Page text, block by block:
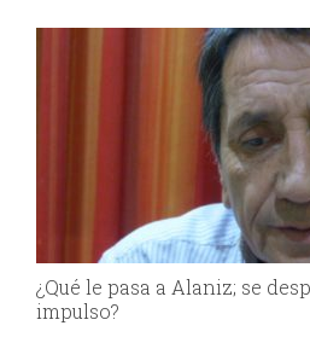
¿Qué le pasa a Alaniz; se
impulso?